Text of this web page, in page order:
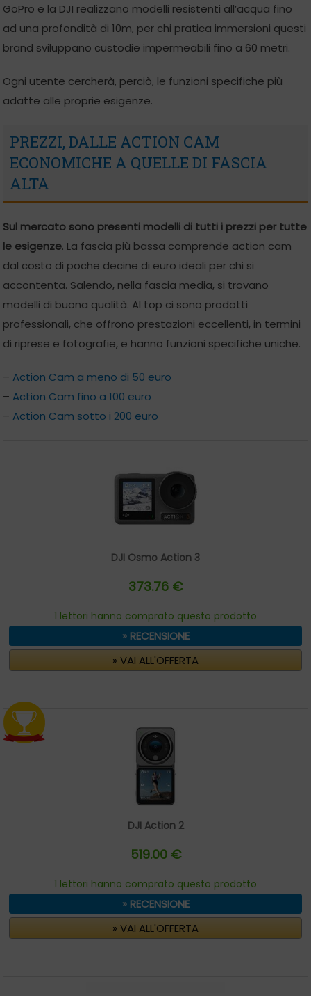
GoPro e la DJI realizzano modelli resistenti all’acqua fino
ad una profondità di 10m, per chi pratica immersioni questi
brand sviluppano custodie impermeabili fino a 60 metri.
Ogni utente cercherà, perciò, le funzioni specifiche più
adatte alle proprie esigenze.
PREZZI, DALLE ACTION CAM
ECONOMICHE A QUELLE DI FASCIA
ALTA
Sul mercato sono presenti modelli di tutti i prezzi per tutte
le esigenze. La fascia più bassa comprende action cam
dal costo di poche decine di euro ideali per chi si
accontenta. Salendo, nella fascia media, si trovano
modelli di buona qualità. Al top ci sono prodotti
professionali, che offrono prestazioni eccellenti, in termini
di riprese e fotografie, e hanno funzioni specifiche uniche.
–Action Cam a meno di 50 euro
–Action Cam fino a 100 euro
–Action Cam sotto i 200 euro
DJI Osmo Action 3
373.76 €
1 lettori hanno comprato questo prodotto
» RECENSIONE
» VAI ALL'OFFERTA
DJI Action 2
519.00 €
1 lettori hanno comprato questo prodotto
» RECENSIONE
» VAI ALL'OFFERTA